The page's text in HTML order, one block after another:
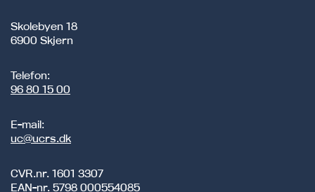
Skolebyen 18
6900 Skjern
Telefon:
96 80 15 00
E-mail:
uc@ucrs.dk
CVR.nr. 1601 3307
EAN-nr. 5798 000554085